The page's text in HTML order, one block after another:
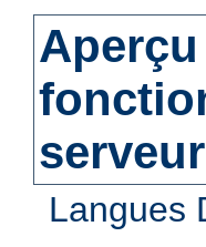
Langues